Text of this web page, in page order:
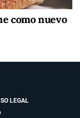
como nuevo
LEGAL